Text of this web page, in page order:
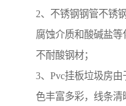
2、不锈钢钢管不锈
腐蚀介质和酸碱盐
不耐酸钢材；
3、Pvc挂板垃圾房
色丰富多彩，线条